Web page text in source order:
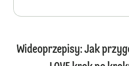
Wideoprzepisy: Jak